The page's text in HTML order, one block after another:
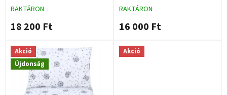
RAKTÁRON
18 200 Ft
RAKTÁRON
16 000 Ft
Akció
Újdonság
Akció